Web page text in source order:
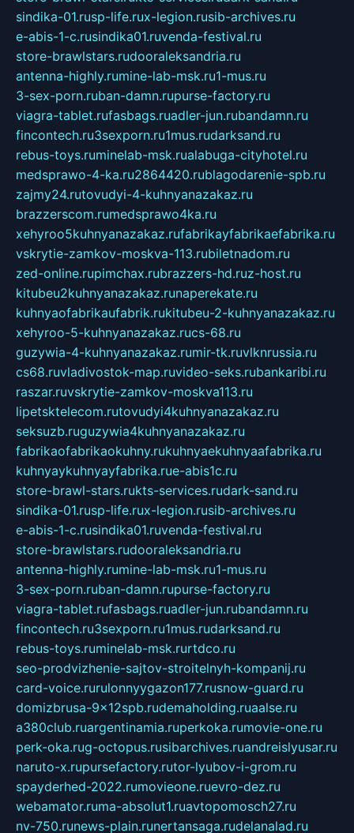
sindika-01.rusp-life.rux-legion.rusib-archives.ru
e-abis-1-c.rusindika01.ruvenda-festival.ru
store-brawlstars.rudooraleksandria.ru
antenna-highly.rumine-lab-msk.ru1-mus.ru
3-sex-porn.ruban-damn.rupurse-factory.ru
viagra-tablet.rufasbags.ruadler-jun.rubandamn.ru
fincontech.ru3sexporn.ru1mus.rudarksand.ru
rebus-toys.ruminelab-msk.rualabuga-cityhotel.ru
medsprawo-4-ka.ru2864420.rublagodarenie-spb.ru
zajmy24.rutovudyi-4-kuhnyanazakaz.ru
brazzerscom.rumedsprawo4ka.ru
xehyroo5kuhnyanazakaz.rufabrikayfabrikaefabrika.ru
vskrytie-zamkov-moskva-113.rubiletnadom.ru
zed-online.rupimchax.rubrazzers-hd.ruz-host.ru
kitubeu2kuhnyanazakaz.runaperekate.ru
kuhnyaofabrikaufabrik.rukitubeu-2-kuhnyanazakaz.ru
xehyroo-5-kuhnyanazakaz.rucs-68.ru
guzywia-4-kuhnyanazakaz.rumir-tk.ruvlknrussia.ru
cs68.ruvladivostok-map.ruvideo-seks.rubankaribi.ru
raszar.ruvskrytie-zamkov-moskva113.ru
lipetsktelecom.rutovudyi4kuhnyanazakaz.ru
seksuzb.ruguzywia4kuhnyanazakaz.ru
fabrikaofabrikaokuhny.rukuhnyaekuhnyaafabrika.ru
kuhnyaykuhnyayfabrika.rue-abis1c.ru
store-brawl-stars.rukts-services.rudark-sand.ru
sindika-01.rusp-life.rux-legion.rusib-archives.ru
e-abis-1-c.rusindika01.ruvenda-festival.ru
store-brawlstars.rudooraleksandria.ru
antenna-highly.rumine-lab-msk.ru1-mus.ru
3-sex-porn.ruban-damn.rupurse-factory.ru
viagra-tablet.rufasbags.ruadler-jun.rubandamn.ru
fincontech.ru3sexporn.ru1mus.rudarksand.ru
rebus-toys.ruminelab-msk.rurtdco.ru
seo-prodvizhenie-sajtov-stroitelnyh-kompanij.ru
card-voice.rurulonnyygazon177.rusnow-guard.ru
domizbrusa-9x12spb.rudemaholding.ruaalse.ru
a380club.ruargentinamia.ruperkoka.rumovie-one.ru
perk-oka.rug-octopus.rusibarchives.ruandreislyusar.ru
naruto-x.rupursefactory.rutor-lyubov-i-grom.ru
spayderhed-2022.rumovieone.ruevro-dez.ru
webamator.ruma-absolut1.ruavtopomosch27.ru
nv-750.runews-plain.runertansaga.rudelanalad.ru